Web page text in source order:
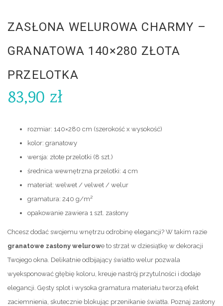
ZASŁONA WELUROWA CHARMY –
GRANATOWA 140×280 ZŁOTA
PRZELOTKA
83,90 zł
rozmiar: 140×280 cm (szerokość x wysokość)
kolor: granatowy
wersja: złote przelotki (8 szt.)
średnica wewnętrzna przelotki: 4 cm
materiał: welwet / velwet / welur
gramatura: 240 g/m²
opakowanie zawiera 1 szt. zasłony
Chcesz dodać swojemu wnętrzu odrobinę elegancji? W takim razie
granatowe zasłony welurowe to strzał w dziesiątkę w dekoracji
Twojego okna. Delikatnie odbijający światło welur pozwala
wyeksponować głębię koloru, kreuje nastrój przytulności i dodaje
elegancji. Gęsty splot i wysoka gramatura materiału tworzą efekt
zaciemnienia, skutecznie blokując przenikanie światła. Poznaj zasłony